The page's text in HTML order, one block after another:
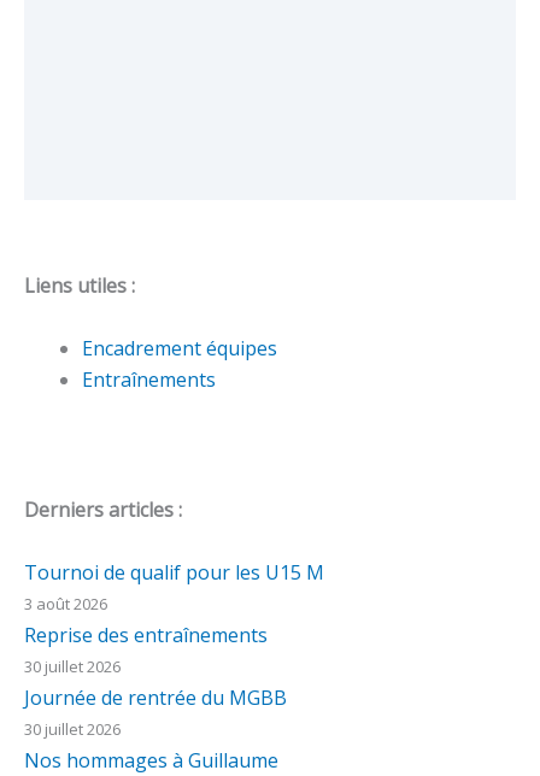
Liens utiles :
Encadrement équipes
Entraînements
Derniers articles :
Tournoi de qualif pour les U15 M
3 août 2026
Reprise des entraînements
30 juillet 2026
Journée de rentrée du MGBB
30 juillet 2026
Nos hommages à Guillaume